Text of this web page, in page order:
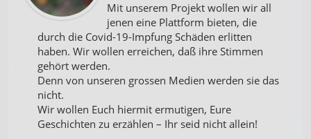
Mit unserem Projekt wollen wir all
jenen eine Plattform bieten, die
durch die Covid-19-Impfung Schäden erlitten
haben. Wir wollen erreichen, daß ihre Stimmen
gehört werden.
Denn von unseren grossen Medien werden sie das
nicht.
Wir wollen Euch hiermit ermutigen, Eure
Geschichten zu erzählen – Ihr seid nicht allein!